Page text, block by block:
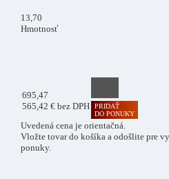
13,70
Hmotnosť
695,47
565,42 € bez DPH
PRIDAŤ
DO PONUKY
Uvedená cena je orientačná.
Vložte tovar do košíka a odošlite pre
ponuky.